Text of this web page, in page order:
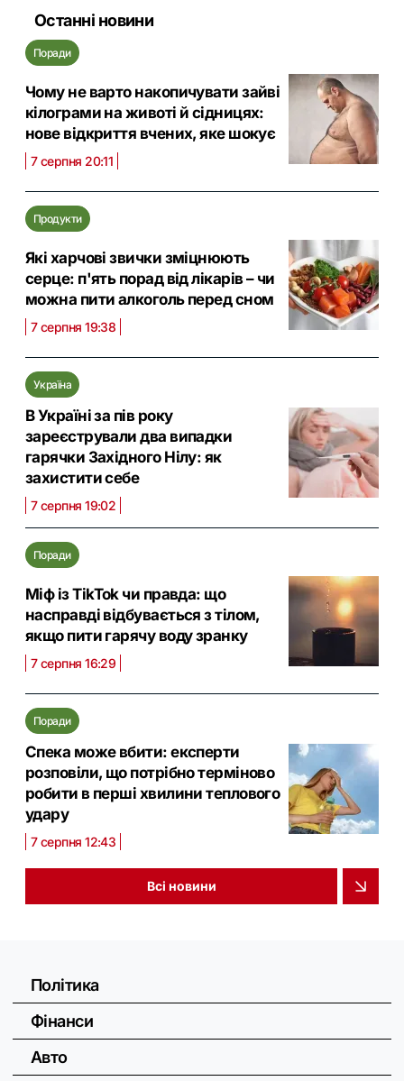
Останні новини
Поради
Чому не варто накопичувати зайві
кілограми на животі й сідницях:
нове відкриття вчених, яке шокує
7 серпня 20:11
Продукти
Які харчові звички зміцнюють
серце: п'ять порад від лікарів – чи
можна пити алкоголь перед сном
7 серпня 19:38
Україна
В Україні за пів року
зареєстрували два випадки
гарячки Західного Нілу: як
захистити себе
7 серпня 19:02
Поради
Міф із TikTok чи правда: що
насправді відбувається з тілом,
якщо пити гарячу воду зранку
7 серпня 16:29
Поради
Спека може вбити: експерти
розповіли, що потрібно терміново
робити в перші хвилини теплового
удару
7 серпня 12:43
Всі новини
Політика
Фінанси
Авто